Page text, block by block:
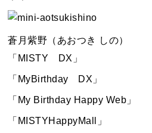
蒼月紫野（あおつき しの）
「MISTY DX」
「MyBirthday DX」
「My Birthday Happy Web」
「MISTYHappyMall」